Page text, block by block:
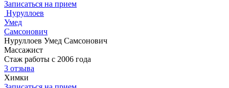
Записаться на прием
Нуруллоев
Умед
Самсонович
Нуруллоев Умед Самсонович
Массажист
Стаж работы с 2006 года
3 отзыва
Химки